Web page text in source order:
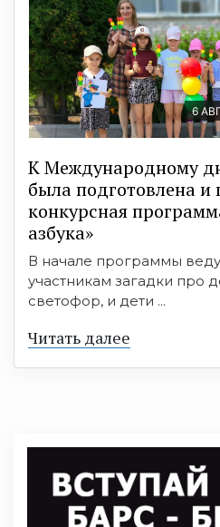
6
К Международному
была подготовлена и
конкурсная
азбука»
В начале программы
участникам загадки про
светофор, и дети ...
Читать далее